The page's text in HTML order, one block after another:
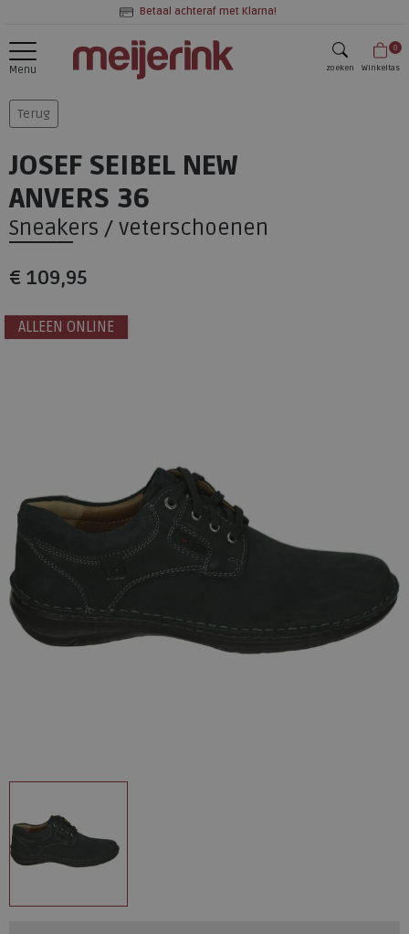
Betaal achteraf met Klarna!
Menu zoeken
0
Winkeltas
Terug
JOSEF SEIBEL NEW
ANVERS 36
Sneakers / veterschoenen
€ 109,95
ALLEEN ONLINE